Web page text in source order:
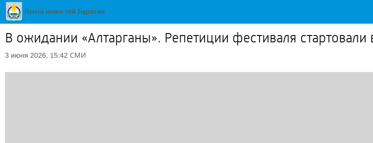
В ожидании «Алтарганы». Репетиции фестиваля стартовали
3 июня 2026, 15:42 СМИ